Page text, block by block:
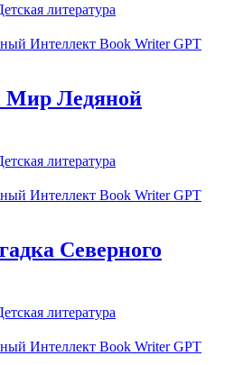
литература
Интеллект Book Writer GPT
Мир Ледяной
литература
Интеллект Book Writer GPT
Северного
литература
Интеллект Book Writer GPT